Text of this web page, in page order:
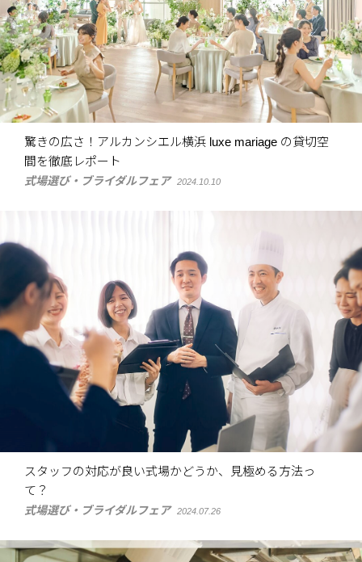
驚きの広さ！アルカンシエル横浜 luxe mariage の貸切空
間を徹底レポート
式場選び・ブライダルフェア 2024.10.10
スタッフの対応が良い式場かどうか、見極める方法っ
て？
式場選び・ブライダルフェア 2024.07.26